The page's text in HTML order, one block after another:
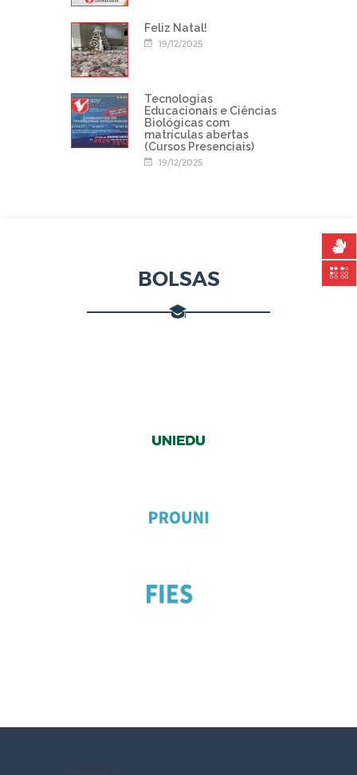
Feliz Natal!
19/12/2025
Tecnologias
Educacionais e Ciências
Biológicas com
matrículas abertas
(Cursos Presenciais)
19/12/2025
BOLSAS